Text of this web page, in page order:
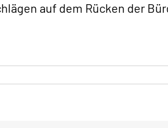
auf dem Rücken der